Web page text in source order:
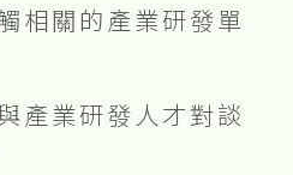
相關的產業研發單
產業研發人才對談